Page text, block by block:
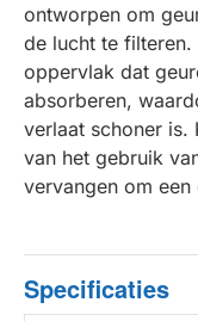
ontworpen om
de lucht te
oppervlak dat
absorberen,
verlaat schoner is.
van het gebruik
vervangen om
Specificaties